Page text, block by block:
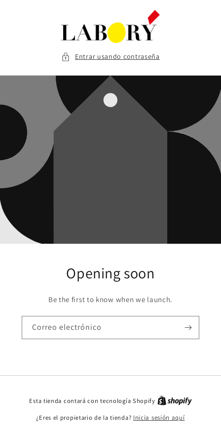
Entrar usando contraseña
Opening soon
Be the first to know when we launch.
Correo electrónico
Esta tienda contará con tecnología Shopify
¿Eres el propietario de la tienda? Inicia sesión aquí